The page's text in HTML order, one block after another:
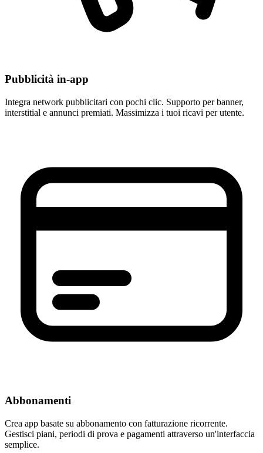
Pubblicità in-app
Integra network pubblicitari con pochi clic. Supporto per banner,
interstitial e annunci premiati. Massimizza i tuoi ricavi per utente.
Abbonamenti
Crea app basate su abbonamento con fatturazione ricorrente.
Gestisci piani, periodi di prova e pagamenti attraverso un'interfaccia
semplice.